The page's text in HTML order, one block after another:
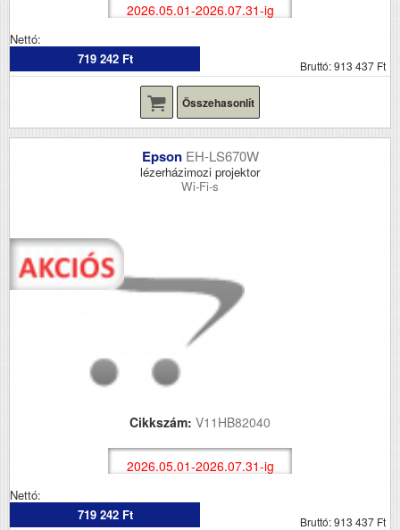
2026.05.01-2026.07.31-ig
Nettó:
719 242 Ft
Bruttó: 913 437 Ft
Összehasonlít
Epson EH-LS670W
lézerházimozi projektor
Wi-Fi-s
Cikkszám: V11HB82040
2026.05.01-2026.07.31-ig
Nettó:
719 242 Ft
Bruttó: 913 437 Ft